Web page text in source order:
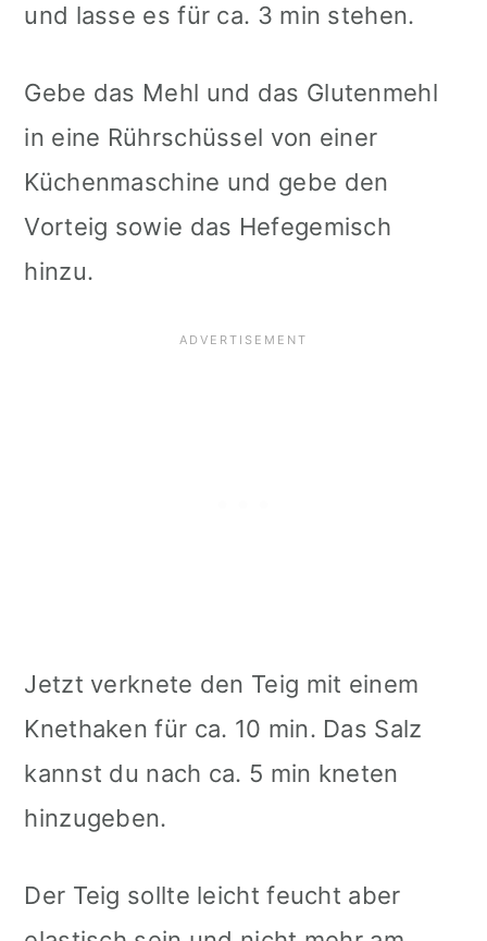
und lasse es für ca. 3 min stehen.
Gebe das Mehl und das Glutenmehl
in eine Rührschüssel von einer
Küchenmaschine und gebe den
Vorteig sowie das Hefegemisch
hinzu.
Jetzt verknete den Teig mit einem
Knethaken für ca. 10 min. Das Salz
kannst du nach ca. 5 min kneten
hinzugeben.
Der Teig sollte leicht feucht aber